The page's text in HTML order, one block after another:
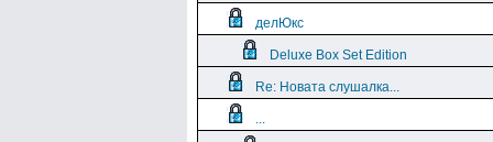
делЮкс
Deluxe Box Set Edition
Re: Новата слушалка...
...